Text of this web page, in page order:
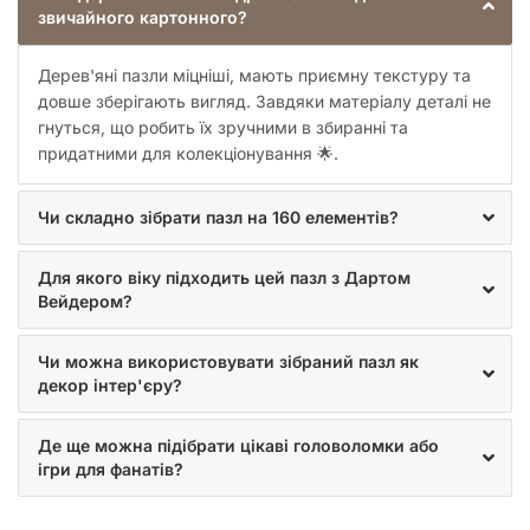
Збирання пазлів – це чудова активність для всієї родини. Це
можливість провести час разом, спілкуватися,
співпрацювати та насолоджуватися спільним творчим
процесом. Дерев'яний пазл «Зоряні Війни – Дарт Вейдер»
може стати центром уваги на сімейному вечорі або у
можете склеїти його та використовувати як унікальний
елемент декору для вашого будинку, офісу чи дитячої
кімнати, демонструючи свою любов до «Зоряних Війн».
Цей пазл також є прекрасним інструментом для релаксації
та зняття стресу. У сучасному світі, сповненому
інформаційного шуму та швидкого темпу життя, знайти
Збирання пазла дозволяє відволіктися від повсякденних
турбот, зануритися у медитативний процес та відновити
внутрішню рівновагу. Кожен успішно знайдений елемент
приносить задоволення та відчуття досягнення.
Ідеальний Подарунок для Кожного
звичайного картонного?
Дерев'яні пазли міцніші, мають приємну текстуру та
довше зберігають вигляд. Завдяки матеріалу деталі не
гнуться, що робить їх зручними в збиранні та
придатними для колекціонування 🌟.
Чи складно зібрати пазл на 160 елементів?
Для якого віку підходить цей пазл з Дартом
Вейдером?
Чи можна використовувати зібраний пазл як
декор інтер'єру?
Де ще можна підібрати цікаві головоломки або
ігри для фанатів?